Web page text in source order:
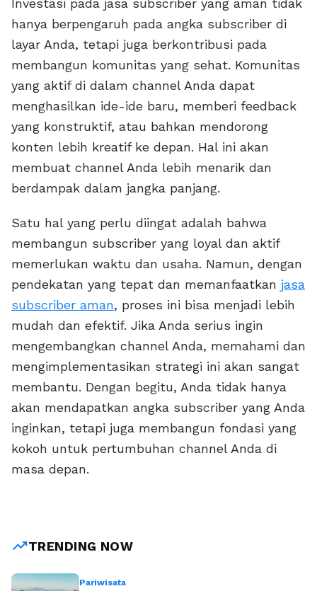
Investasi pada jasa subscriber yang aman tidak
hanya berpengaruh pada angka subscriber di
layar Anda, tetapi juga berkontribusi pada
membangun komunitas yang sehat. Komunitas
yang aktif di dalam channel Anda dapat
menghasilkan ide-ide baru, memberi feedback
yang konstruktif, atau bahkan mendorong
konten lebih kreatif ke depan. Hal ini akan
membuat channel Anda lebih menarik dan
berdampak dalam jangka panjang.
Satu hal yang perlu diingat adalah bahwa
membangun subscriber yang loyal dan aktif
memerlukan waktu dan usaha. Namun, dengan
pendekatan yang tepat dan memanfaatkan jasa
subscriber aman, proses ini bisa menjadi lebih
mudah dan efektif. Jika Anda serius ingin
mengembangkan channel Anda, memahami dan
mengimplementasikan strategi ini akan sangat
membantu. Dengan begitu, Anda tidak hanya
akan mendapatkan angka subscriber yang Anda
inginkan, tetapi juga membangun fondasi yang
kokoh untuk pertumbuhan channel Anda di
masa depan.
trending_upTRENDING NOW
Pariwisata